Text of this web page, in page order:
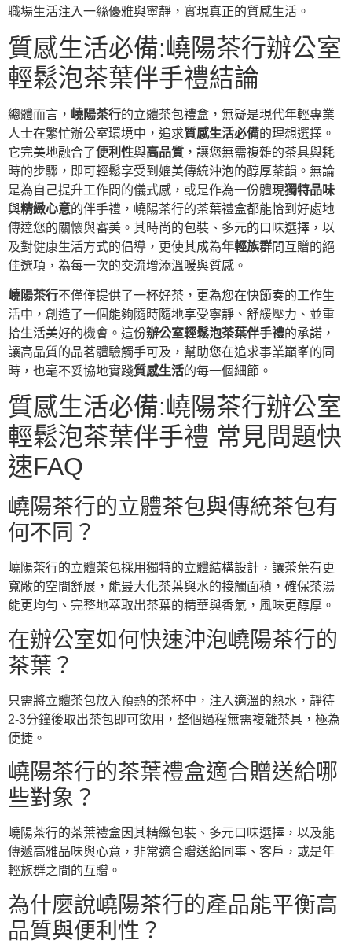
職場生活注入一絲優雅與寧靜，實現真正的質感生活。
質感生活必備:嶢陽茶行辦公室
輕鬆泡茶葉伴手禮結論
總體而言， 嶢陽茶行的立體茶包禮盒，無疑是現代年輕專業
人士在繁忙辦公室環境中，追求質感生活必備的理想選擇。
它完美地融合了便利性與高品質 ，讓您無需複雜的茶具與耗
時的步驟，即可輕鬆享受到媲美傳統沖泡的醇厚茶韻。無論
是為自己提升工作間的儀式感，或是作為一份體現獨特品味
與精緻心意的伴手禮，嶢陽茶行的茶葉禮盒都能恰到好處地
傳達您的關懷與審美。其時尚的包裝、多元的口味選擇，以
及對健康生活方式的倡導，更使其成為年輕族群間互贈的絕
佳選項，為每一次的交流增添溫暖與質感。
嶢陽茶行不僅僅提供了一杯好茶，更為您在快節奏的工作生
活中，創造了一個能夠隨時隨地享受寧靜、舒緩壓力、並重
拾生活美好的機會。這份辦公室輕鬆泡茶葉伴手禮的承諾，
讓高品質的品茗體驗觸手可及，幫助您在追求事業巔峯的同
時，也毫不妥協地實踐質感生活的每一個細節。
質感生活必備:嶢陽茶行辦公室
輕鬆泡茶葉伴手禮 常見問題快
速FAQ
嶢陽茶行的立體茶包與傳統茶包有
何不同？
嶢陽茶行的立體茶包採用獨特的立體結構設計，讓茶葉有更
寬敞的空間舒展，能最大化茶葉與水的接觸面積，確保茶湯
能更均勻、完整地萃取出茶葉的精華與香氣，風味更醇厚。
在辦公室如何快速沖泡嶢陽茶行的
茶葉？
只需將立體茶包放入預熱的茶杯中，注入適溫的熱水，靜待
2-3分鐘後取出茶包即可飲用，整個過程無需複雜茶具，極為
便捷。
嶢陽茶行的茶葉禮盒適合贈送給哪
些對象？
嶢陽茶行的茶葉禮盒因其精緻包裝、多元口味選擇，以及能
傳遞高雅品味與心意，非常適合贈送給同事、客戶，或是年
輕族群之間的互贈。
為什麼說嶢陽茶行的產品能平衡高
品質與便利性？